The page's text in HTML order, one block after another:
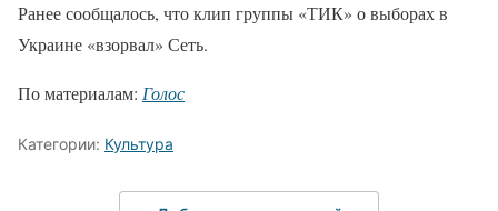
Ранее сообщалось, что клип группы «ТИК» о выборах в
Украине «взорвал» Сеть.
По материалам: Голос
Категории: Культура